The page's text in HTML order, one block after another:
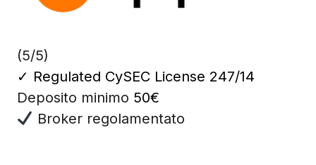
(5/5)
✓ Regulated CySEC License 247/14
Deposito minimo 50€
Broker regolamentato